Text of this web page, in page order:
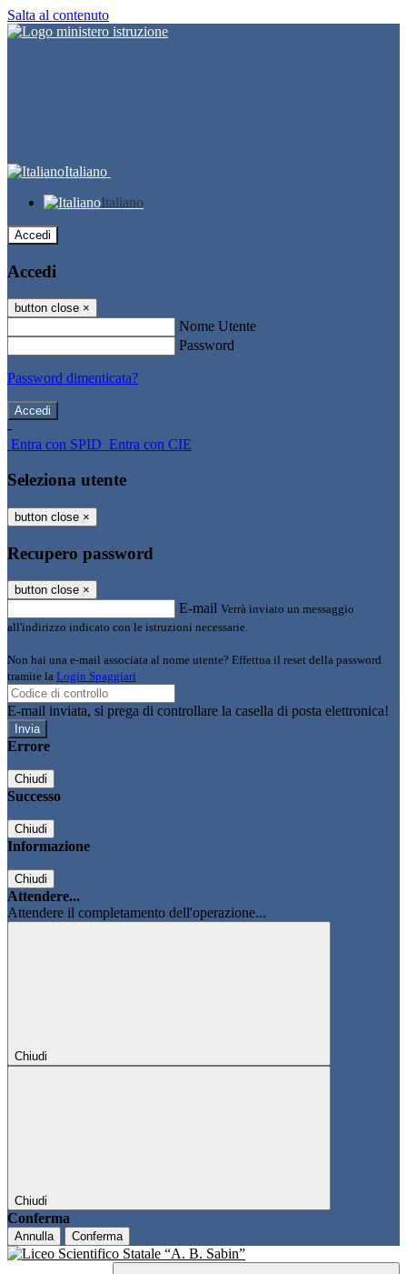
Salta al contenuto
Italiano
Italiano
Accedi
Accedi
button close ×
Nome Utente
Password
Password dimenticata?
-
Entra con SPID Entra con CIE
Seleziona utente
button close ×
Recupero password
button close ×
E-mail Verrà inviato un messaggio
all'indirizzo indicato con le istruzioni necessarie.
Non hai una e-mail associata al nome utente? Effettua il reset della password
tramite la Login Spaggiari
E-mail inviata, si prega di controllare la casella di posta elettronica!
Errore
Chiudi
Successo
Chiudi
Informazione
Chiudi
Attendere...
Attendere il completamento dell'operazione...
Chiudi
Chiudi
Conferma
Annulla Conferma